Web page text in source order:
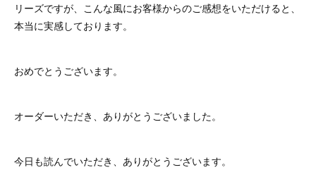
リーズですが、こんな風にお客様からのご感想をいただけると、
本当に実感しております。
おめでとうございます。
オーダーいただき、ありがとうございました。
今日も読んでいただき、ありがとうございます。